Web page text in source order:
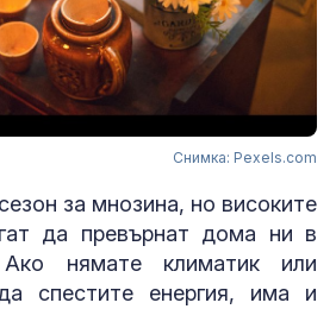
Снимка: Pexels.com
за мнозина, но високите
да превърнат дома ни в
нямате климатик или
спестите енергия, има и